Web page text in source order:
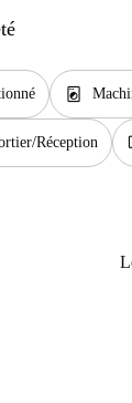
local_laundry_service
Réception